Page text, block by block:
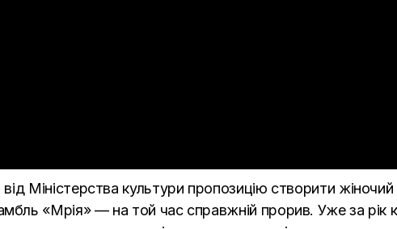
Міністерства культури пропозицію створити жіночий
«Мрія» — на той час справжній прорив. Уже за рік